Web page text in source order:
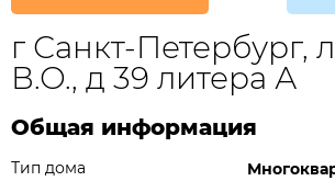
г Санкт-Петербург,
В.О., д 39 литера А
Общая информация
Тип дома